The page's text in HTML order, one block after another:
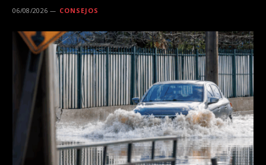
06/08/2026 CONSEJOS